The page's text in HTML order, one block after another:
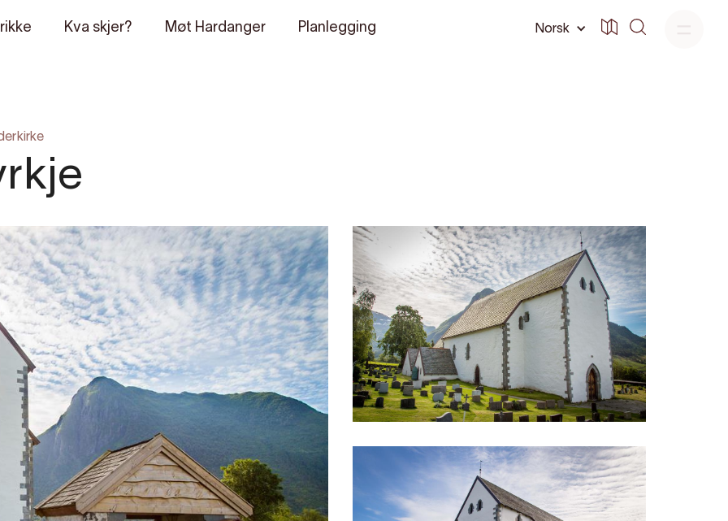
Norsk
Kva skjer? Møt Hardanger Planlegging